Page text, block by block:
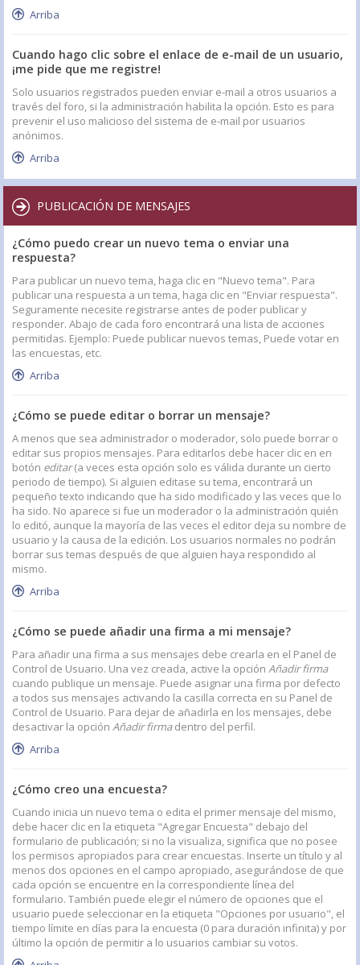
Arriba
Cuando hago clic sobre el enlace de e-mail de un usuario,
¡me pide que me registre!
Solo usuarios registrados pueden enviar e-mail a otros usuarios a
través del foro, si la administración habilita la opción. Esto es para
prevenir el uso malicioso del sistema de e-mail por usuarios
anónimos.
Arriba
PUBLICACIÓN DE MENSAJES
¿Cómo puedo crear un nuevo tema o enviar una
respuesta?
Para publicar un nuevo tema, haga clic en "Nuevo tema". Para
publicar una respuesta a un tema, haga clic en "Enviar respuesta".
Seguramente necesite registrarse antes de poder publicar y
responder. Abajo de cada foro encontrará una lista de acciones
permitidas. Ejemplo: Puede publicar nuevos temas, Puede votar en
las encuestas, etc.
Arriba
¿Cómo se puede editar o borrar un mensaje?
A menos que sea administrador o moderador, solo puede borrar o
editar sus propios mensajes. Para editarlos debe hacer clic en en
botón editar(a veces esta opción solo es válida durante un cierto
periodo de tiempo). Si alguien editase su tema, encontrará un
pequeño texto indicando que ha sido modificado y las veces que lo
ha sido. No aparece si fue un moderador o la administración quién
lo editó, aunque la mayoría de las veces el editor deja su nombre de
usuario y la causa de la edición. Los usuarios normales no podrán
borrar sus temas después de que alguien haya respondido al
mismo.
Arriba
¿Cómo se puede añadir una firma a mi mensaje?
Para añadir una firma a sus mensajes debe crearla en el Panel de
Control de Usuario. Una vez creada, active la opción Añadir firma
cuando publique un mensaje. Puede asignar una firma por defecto
a todos sus mensajes activando la casilla correcta en su Panel de
Control de Usuario. Para dejar de añadirla en los mensajes, debe
desactivar la opción Añadir firmadentro del perfil.
Arriba
¿Cómo creo una encuesta?
Cuando inicia un nuevo tema o edita el primer mensaje del mismo,
debe hacer clic en la etiqueta "Agregar Encuesta" debajo del
formulario de publicación; si no la visualiza, significa que no posee
los permisos apropiados para crear encuestas. Inserte un título y al
menos dos opciones en el campo apropiado, asegurándose de que
cada opción se encuentre en la correspondiente línea del
formulario. También puede elegir el número de opciones que el
usuario puede seleccionar en la etiqueta "Opciones por usuario", el
tiempo límite en días para la encuesta (0 para duración infinita) y por
último la opción de permitir a lo usuarios cambiar su votos.